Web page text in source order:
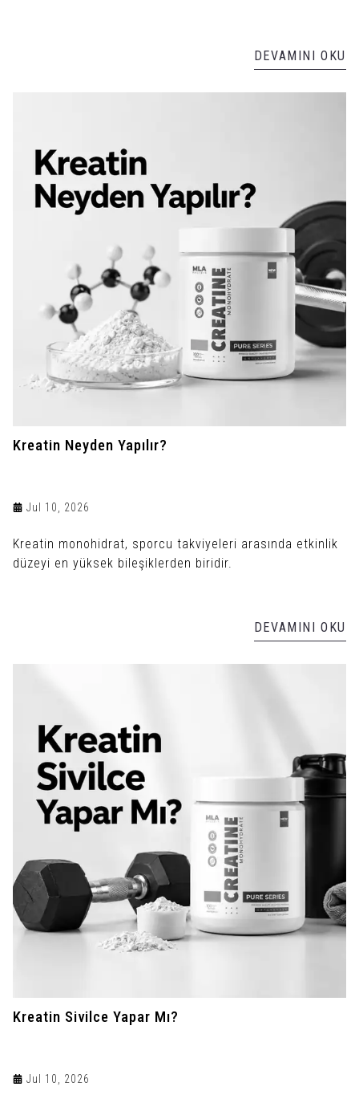
DEVAMINI OKU
Kreatin Neyden Yapılır?
Jul 10, 2026
Kreatin monohidrat, sporcu takviyeleri arasında etkinlik
düzeyi en yüksek bileşiklerden biridir.
DEVAMINI OKU
Kreatin Sivilce Yapar Mı?
Jul 10, 2026